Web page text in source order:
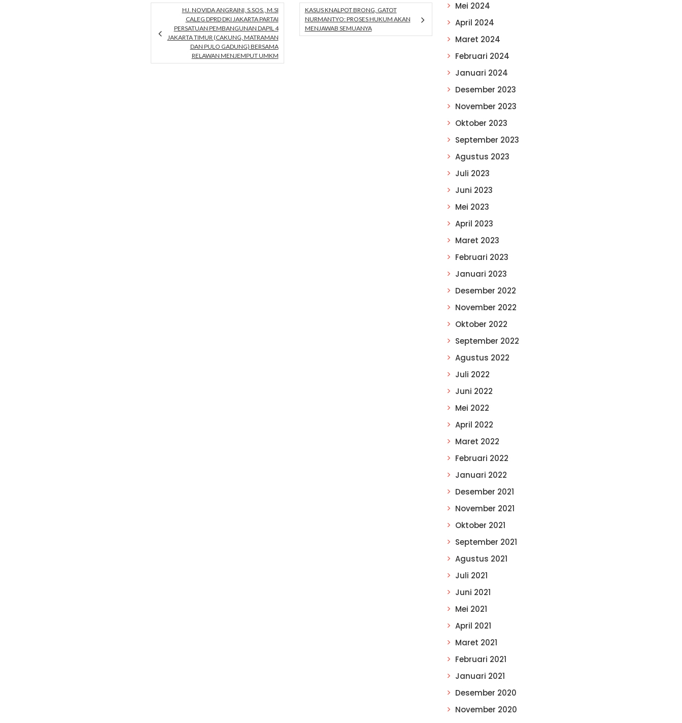
HJ. NOVIDA ANGRAINI, S.SOS., M.SI
CALEG DPRD DKI JAKARTA PARTAI
PERSATUAN PEMBANGUNAN DAPIL 4
JAKARTA TIMUR (CAKUNG, MATRAMAN
DAN PULO GADUNG) BERSAMA
RELAWAN MENJEMPUT UMKM
KASUS KNALPOT BRONG, GATOT
NURMANTYO: PROSES HUKUM AKAN
MENJAWAB SEMUANYA
Mei 2024
April 2024
Maret 2024
Februari 2024
Januari 2024
Desember 2023
November 2023
Oktober 2023
September 2023
Agustus 2023
Juli 2023
Juni 2023
Mei 2023
April 2023
Maret 2023
Februari 2023
Januari 2023
Desember 2022
November 2022
Oktober 2022
September 2022
Agustus 2022
Juli 2022
Juni 2022
Mei 2022
April 2022
Maret 2022
Februari 2022
Januari 2022
Desember 2021
November 2021
Oktober 2021
September 2021
Agustus 2021
Juli 2021
Juni 2021
Mei 2021
April 2021
Maret 2021
Februari 2021
Januari 2021
Desember 2020
November 2020